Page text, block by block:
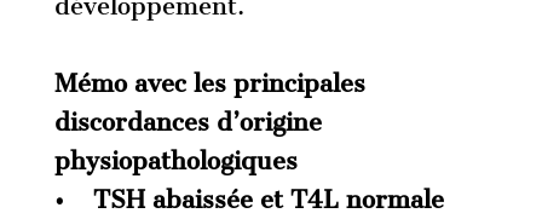
développement.
Mémo avec les principales
discordances d’origine
physiopathologiques
• TSH abaissée et T4L normale